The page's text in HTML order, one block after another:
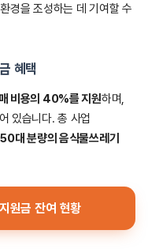
경을 조성하는 데 기여할 수
혜택
비용의 40%를 지원하며,
있습니다. 총 사업
대 분량의 음식물쓰레기
원금 잔여 현황